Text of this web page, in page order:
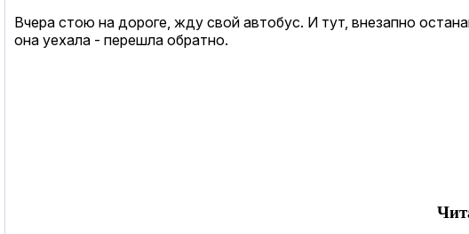
Вчера стою на дороге, жду свой автобус. И тут, внезапно
она уехала - перешла обратно.